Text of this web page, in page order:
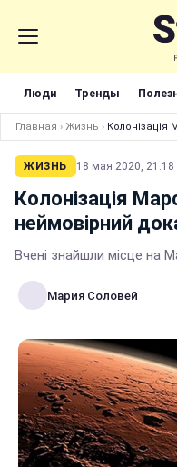
Люди Тренды
Главная › Жизнь › Колонізація
ЖИЗНЬ 18 мая 2020, 21:18
Колонізація
неймовірний
Вчені знайшли місце на
Мария Соловей